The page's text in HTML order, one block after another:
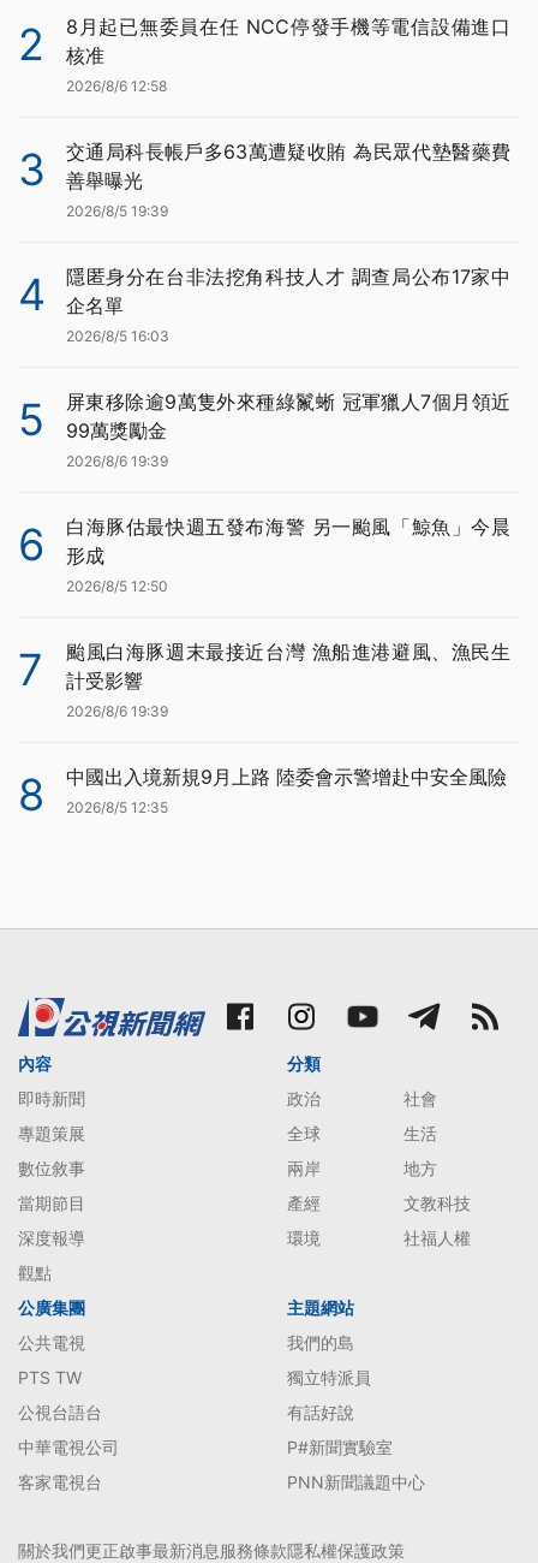
2
8月起已無委員在任 NCC停發手機等電信設備進口
核准
2026/8/6 12:58
3
交通局科長帳戶多63萬遭疑收賄 為民眾代墊醫藥費
善舉曝光
2026/8/5 19:39
4
隱匿身分在台非法挖角科技人才 調查局公布17家中
企名單
2026/8/5 16:03
5
屏東移除逾9萬隻外來種綠鬣蜥 冠軍獵人7個月領近
99萬獎勵金
2026/8/6 19:39
6
白海豚估最快週五發布海警 另一颱風「鯨魚」今晨
形成
2026/8/5 12:50
7
颱風白海豚週末最接近台灣 漁船進港避風、漁民生
計受影響
2026/8/6 19:39
8 中國出入境新規9月上路 陸委會示警增赴中安全風險
2026/8/5 12:35
內容
即時新聞
專題策展
數位敘事
當期節目
深度報導
觀點
分類
政治
社會
全球
生活
兩岸
地方
產經
文教科技
環境
社福人權
公廣集團
公共電視
PTS TW
公視台語台
中華電視公司
客家電視台
主題網站
我們的島
獨立特派員
有話好說
P#新聞實驗室
PNN新聞議題中心
關於我們更正啟事最新消息服務條款隱私權保護政策